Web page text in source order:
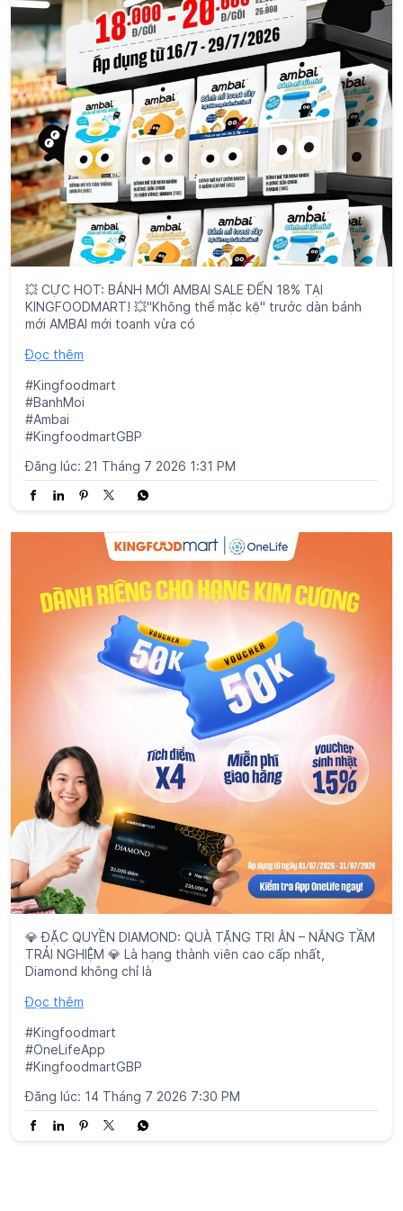
💥 CỰC HOT: BÁNH MỚI AMBAI SALE ĐẾN 18% TẠI
KINGFOODMART! 💥"Không thể mặc kệ" trước dàn bánh
mới AMBAI mới toanh vừa có
Đọc thêm
#Kingfoodmart
#BanhMoi
#Ambai
#KingfoodmartGBP
Đăng lúc: 21 Tháng 7 2026 1:31 PM
💎 ĐẶC QUYỀN DIAMOND: QUÀ TẶNG TRI ÂN – NÂNG TẦM
TRẢI NGHIỆM 💎 Là hạng thành viên cao cấp nhất,
Diamond không chỉ là
Đọc thêm
#Kingfoodmart
#OneLifeApp
#KingfoodmartGBP
Kingfoodmart gần đây
Kingfoodmart